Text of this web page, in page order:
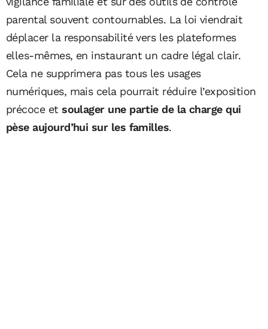
parental souvent contournables. La loi viendrait
déplacer la responsabilité vers les plateformes
elles-mêmes, en instaurant un cadre légal clair.
Cela ne supprimera pas tous les usages
numériques, mais cela pourrait réduire l’exposition
précoce etsoulager une partie de la charge qui
pèse aujourd’hui sur les familles.